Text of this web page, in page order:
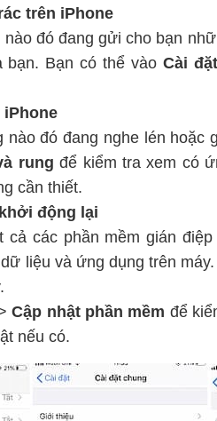
trên iPhone
đó đang gửi cho bạn
bạn. Bạn có thể vào Cài đặt
đó đang nghe lén hoặc
rung để kiểm tra xem có
cần thiết.
động lại
các phần mềm gián
liệu và ứng dụng trên
Cập nhật phần mềm để
nếu có.